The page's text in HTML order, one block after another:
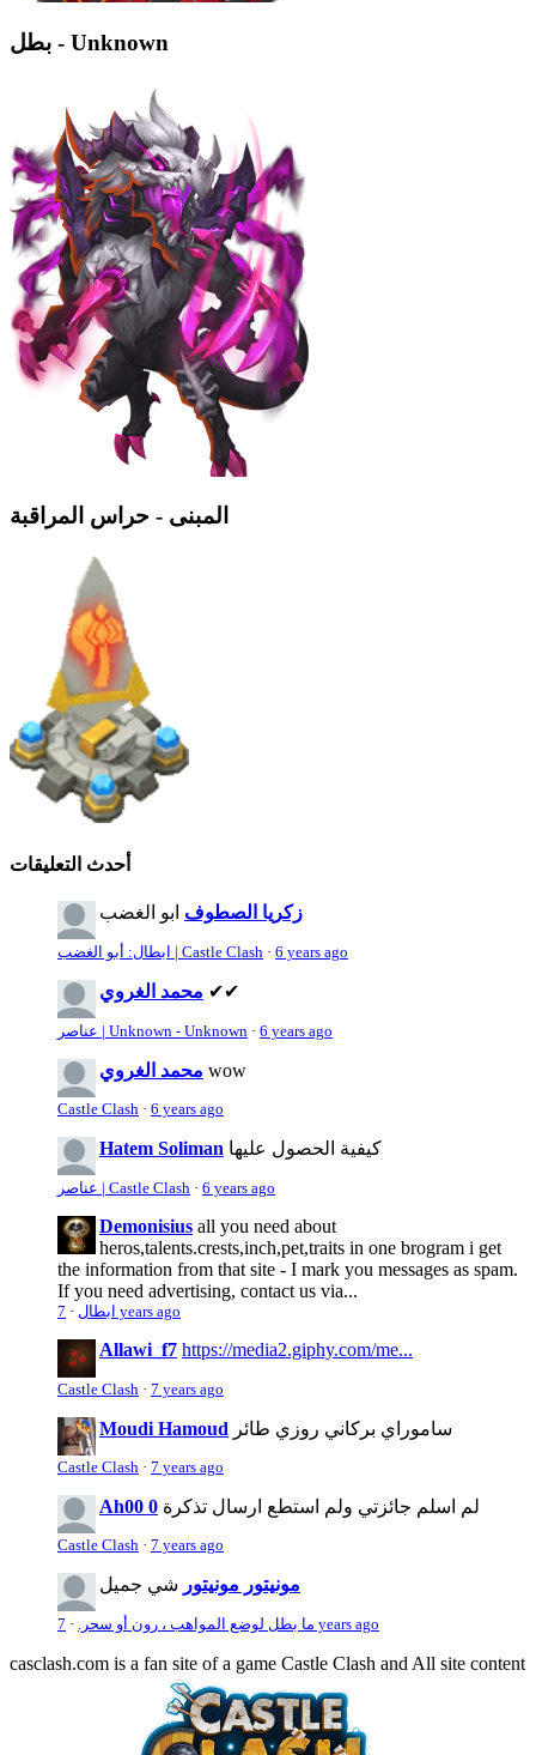
بطل - Unknown
المبنى - حراس المراقبة
أحدث التعليقات
زكريا الصطوف ابو الغضب
ابطال: أبو الغضب | Castle Clash · 6 years ago
محمد الغروي ✔✔
عناصر | Unknown - Unknown · 6 years ago
محمد الغروي wow
Castle Clash · 6 years ago
Hatem Soliman كيفية الحصول عليها
عناصر | Castle Clash · 6 years ago
Demonisius all you need about
heros,talents.crests,inch,pet,traits in one brogram i get
the information from that site - I mark you messages as spam.
If you need advertising, contact us via...
ابطال · 7 years ago
Allawi_f7 https://media2.giphy.com/me...
Castle Clash · 7 years ago
Moudi Hamoud ساموراي بركاني روزي طائر
Castle Clash · 7 years ago
Ah00 0 لم اسلم جائزتي ولم استطع ارسال تذكرة
Castle Clash · 7 years ago
مونيتور مونيتور شي جميل
ما بطل لوضع المواهب ، رون أو سحر. · 7 years ago
casclash.com is a fan site of a game Castle Clash and All site content